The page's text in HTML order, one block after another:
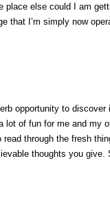
place else could I am
that I’m simply now
opportunity to discover
of fun for me and my
through the fresh
thoughts you